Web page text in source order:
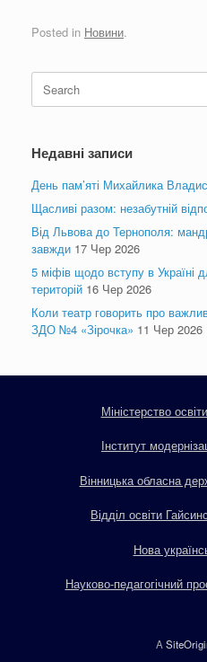
Posted in Новини.
Search
for:
Недавні записи
День пам’яті Михайлика
Щасливі разом: незабутній
Від Львова до Тернополя:
завжди 17 Чер 2026
5 міфів щодо вступу в Україні
територій 16 Чер 2026
Коли театр говорить про
ЗДО №4 «Зірочка» 11 Чер 2026
Міністерство
Інститут
Вінницька обласна
Відділ освіти
Нова
Науково-педагогічний
A